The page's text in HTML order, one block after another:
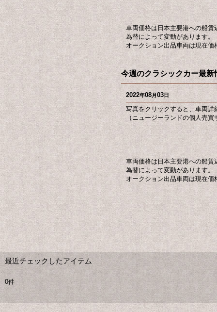
車両価格は日本主要港への船賃
為替によって変動があります。
オークション出品車両は現在価
今週のクラシックカー最
2022年08月03日
写真をクリックすると、車両詳
（ニュージーランドの個人売
車両価格は日本主要港への船賃
為替によって変動があります。
オークション出品車両は現在価
最近チェックしたアイテム
0件